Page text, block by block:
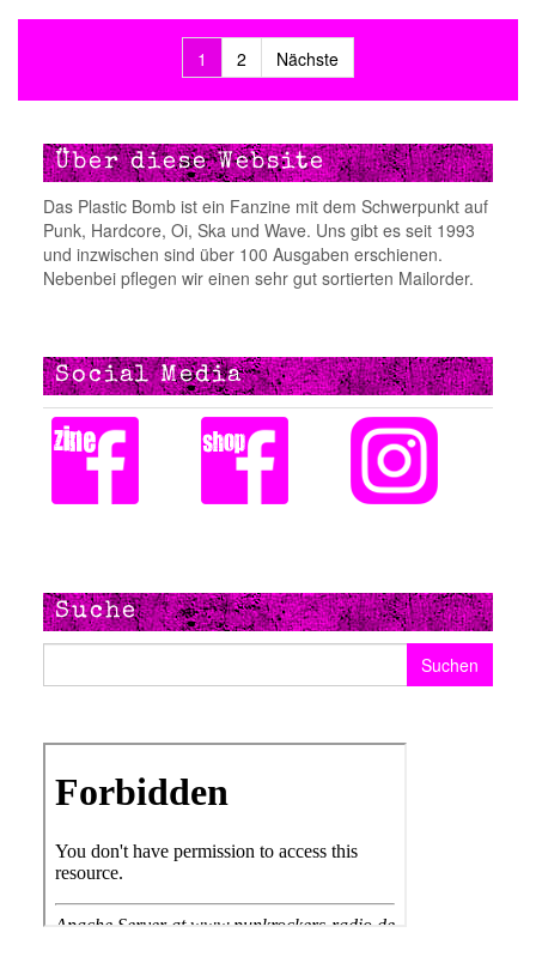
Beitragsnavigation
1 2 Nächste
Über diese Website
Das Plastic Bomb ist ein Fanzine mit dem Schwerpunkt auf
Punk, Hardcore, Oi, Ska und Wave. Uns gibt es seit 1993
und inzwischen sind über 100 Ausgaben erschienen.
Nebenbei pflegen wir einen sehr gut sortierten Mailorder.
Social Media
Suche